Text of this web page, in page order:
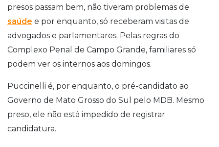
presos passam bem, não tiveram problemas de
saúde e por enquanto, só receberam visitas de
advogados e parlamentares. Pelas regras do
Complexo Penal de Campo Grande, familiares só
podem ver os internos aos domingos.
Puccinelli é, por enquanto, o pré-candidato ao
Governo de Mato Grosso do Sul pelo MDB. Mesmo
preso, ele não está impedido de registrar
candidatura.